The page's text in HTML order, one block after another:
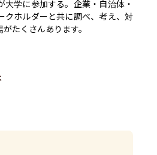
学に参加する。企業・自治体・
クホルダーと共に調べ、考え、対
たくさんあります。